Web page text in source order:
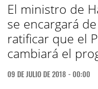
El ministro de
se encargará
ratificar que el
cambiará el
09 DE JULIO DE 2018 - 00:00